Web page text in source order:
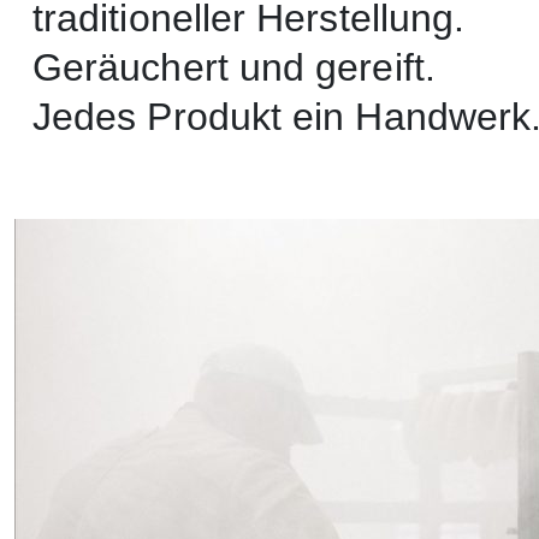
traditioneller Herstellung.
Geräuchert und gereift.
Jedes Produkt ein